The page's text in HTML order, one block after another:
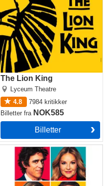
The Lion King
Lyceum Theatre
4.8
7984 kritikker
Billetterfra NOK585
Billetter
The Truth